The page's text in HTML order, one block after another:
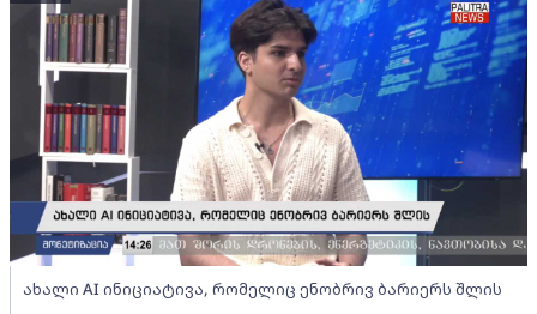
ახალი AI ინიციატივა, რომელიც ენობრივ ბარიერს შლის